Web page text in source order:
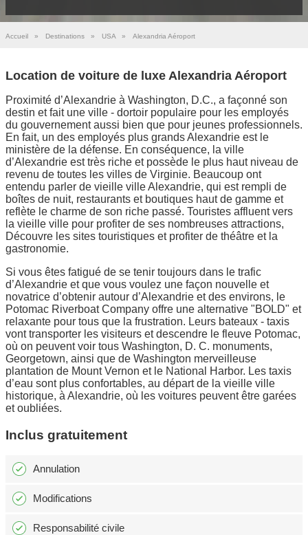
Accueil » Destinations » USA » Alexandria Aéroport
Location de voiture de luxe Alexandria Aéroport
Proximité d’Alexandrie à Washington, D.C., a façonné son
destin et fait une ville - dortoir populaire pour les employés
du gouvernement aussi bien que pour jeunes professionnels.
En fait, un des employés plus grands Alexandrie est le
ministère de la défense. En conséquence, la ville
d’Alexandrie est très riche et possède le plus haut niveau de
revenu de toutes les villes de Virginie. Beaucoup ont
entendu parler de vieille ville Alexandrie, qui est rempli de
boîtes de nuit, restaurants et boutiques haut de gamme et
reflète le charme de son riche passé. Touristes affluent vers
la vieille ville pour profiter de ses nombreuses attractions,
Découvre les sites touristiques et profiter de théâtre et la
gastronomie.
Si vous êtes fatigué de se tenir toujours dans le trafic
d’Alexandrie et que vous voulez une façon nouvelle et
novatrice d’obtenir autour d’Alexandrie et des environs, le
Potomac Riverboat Company offre une alternative "BOLD" et
relaxante pour tous que la frustration. Leurs bateaux - taxis
vont transporter les visiteurs et descendre le fleuve Potomac,
où on peuvent voir tous Washington, D. C. monuments,
Georgetown, ainsi que de Washington merveilleuse
plantation de Mount Vernon et le National Harbor. Les taxis
d’eau sont plus confortables, au départ de la vieille ville
historique, à Alexandrie, où les voitures peuvent être garées
et oubliées.
Inclus gratuitement
Annulation
Modifications
Responsabilité civile